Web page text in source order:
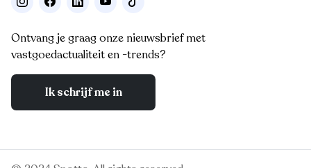
Ontvang je graag onze nieuwsbrief met
vastgoedactualiteit en -trends?
Ik schrijf me in